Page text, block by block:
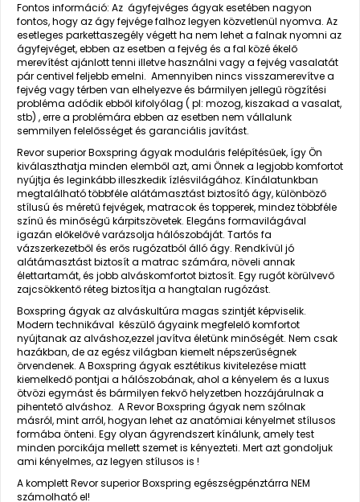
Fontos információ: Az ágyfejvéges ágyak esetében nagyon
fontos, hogy az ágy fejvége falhoz legyen közvetlenül nyomva. Az
esetleges parkettaszegély végett ha nem lehet a falnak nyomni az
ágyfejvéget, ebben az esetben a fejvég és a fal közé ékelő
merevítést ajánlott tenni illetve használni vagy a fejvég vasalatát
pár centivel feljebb emelni. Amennyiben nincs visszamerevítve a
fejvég vagy térben van elhelyezve és bármilyen jellegű rögzítési
probléma adódik ebből kifolyólag ( pl: mozog, kiszakad a vasalat,
stb) , erre a problémára ebben az esetben nem vállalunk
semmilyen felelősséget és garanciális javítást.
Revor superior Boxspring ágyak moduláris felépítésűek, így Ön
kiválaszthatja minden elemből azt, ami Önnek a legjobb komfortot
nyújtja és leginkább illeszkedik ízlésvilágához. Kínálatunkban
megtalálható többféle alátámasztást biztosító ágy, különböző
stílusú és méretű fejvégek, matracok és topperek, mindez többféle
színű és minőségű kárpitszövetek. Elegáns formavilágával
igazán előkelővé varázsolja hálószobáját. Tartós fa
vázszerkezetből és erős rugózatból álló ágy. Rendkívül jó
alátámasztást biztosít a matrac számára, növeli annak
élettartamát, és jobb alváskomfortot biztosít. Egy rugót körülvevő
zajcsökkentő réteg biztosítja a hangtalan rugózást.
Boxspring ágyak az alváskultúra magas szintjét képviselik.
Modern technikával készülő ágyaink megfelelő komfortot
nyújtanak az alváshoz,ezzel javítva életünk minőségét. Nem csak
hazákban, de az egész világban kiemelt népszerűségnek
örvendenek. A Boxspring ágyak esztétikus kivitelezése miatt
kiemelkedő pontjai a hálószobának, ahol a kényelem és a luxus
ötvözi egymást és bármilyen fekvő helyzetben hozzájárulnak a
pihentető alváshoz. A Revor Boxspring ágyak nem szólnak
másról, mint arról, hogyan lehet az anatómiai kényelmet stílusos
formába önteni. Egy olyan ágyrendszert kínálunk, amely test
minden porcikája mellett szemet is kényezteti. Mert azt gondoljuk
ami kényelmes, az legyen stílusos is !
A komplett Revor superior Boxspring egészségpénztárra NEM
számolható el!